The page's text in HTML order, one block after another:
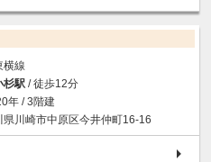
横線
杉駅/ 徒歩12分
年 / 3階建
県川崎市中原区今井仲町16-16